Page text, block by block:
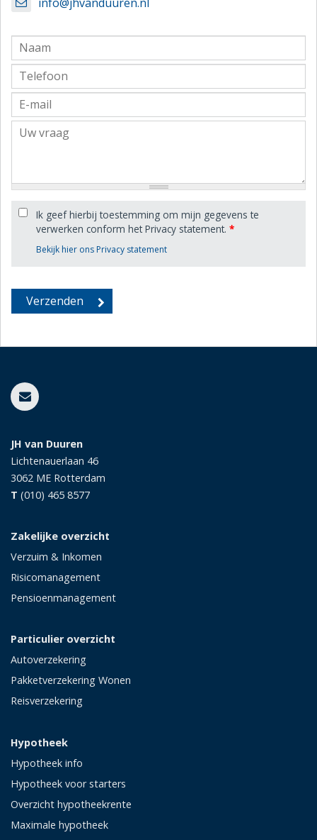
info@jhvanduuren.nl
Ik geef hierbij toestemming om mijn gegevens te
verwerken conform het Privacy statement. *
Bekijk hier ons Privacy statement
JH van Duuren
Lichtenauerlaan 46
3062 ME Rotterdam
T (010) 465 8577
Zakelijke overzicht
Verzuim & Inkomen
Risicomanagement
Pensioenmanagement
Particulier overzicht
Autoverzekering
Pakketverzekering Wonen
Reisverzekering
Hypotheek
Hypotheek info
Hypotheek voor starters
Overzicht hypotheekrente
Maximale hypotheek